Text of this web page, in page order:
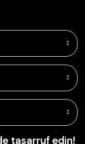
tasarruf edin!